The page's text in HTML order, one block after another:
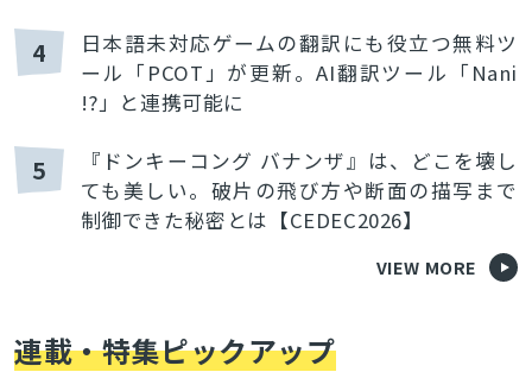
4
日本語未対応ゲームの翻訳にも役立つ無料ツ
ール「PCOT」が更新。AI翻訳ツール「Nani
!?」と連携可能に
5
『ドンキーコング バナンザ』は、どこを壊し
ても美しい。破片の飛び方や断面の描写まで
制御できた秘密とは【CEDEC2026】
VIEW MORE
連載・特集ピックアップ